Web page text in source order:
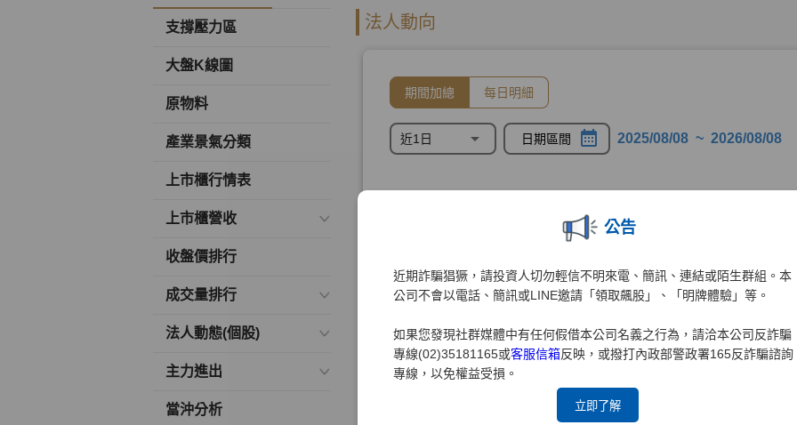
公告
近期詐騙猖獗，請投資人切勿輕信不明來電、簡訊、連結或陌生群組。本
公司不會以電話、簡訊或LINE邀請「領取飆股」、「明牌體驗」等。
如果您發現社群媒體中有任何假借本公司名義之行為，請洽本公司反詐騙
專線(02)35181165或客服信箱反映，或撥打內政部警政署165反詐騙諮詢
專線，以免權益受損。
立即了解
支撐壓力區
大盤K線圖
原物料
產業景氣分類
上市櫃行情表
上市櫃營收
收盤價排行
成交量排行
法人動態(個股)
主力進出
當沖分析